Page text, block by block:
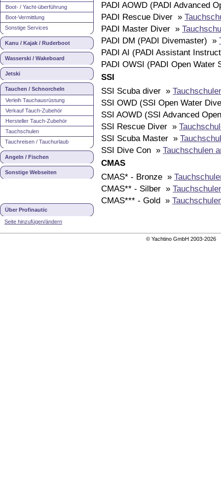
Boot- / Yacht-überführung
Boot-Vermittlung
Sonstige Services
Kanu / Kajak / Ruderboot
Wasserski / Wakeboard
Jetski
Tauchen / Schnorcheln
Verleih Tauchausrüstung
Verkauf Tauch-Zubehör
Hersteller Tauch-Zubehör
Tauchschulen
Tauchreisen / Tauchurlaub
Angeln / Fischen
Sonstige Webseiten
Über Profinautic
Seite hinzufügen/ändern
PADI AOWD (PADI Advanced
PADI Rescue Diver »
PADI Master Diver »
PADI DM (PADI Divemaster) »
PADI AI (PADI Assistant
PADI OWSI (PADI Open
SSI
SSI Scuba diver »
SSI OWD (SSI Open Water
SSI AOWD (SSI Advanced
SSI Rescue Diver »
SSI Scuba Master »
SSI Dive Con » Tauchschulen
CMAS
CMAS* - Bronze »
CMAS** - Silber »
CMAS*** - Gold »
© Yachtino GmbH 2003-